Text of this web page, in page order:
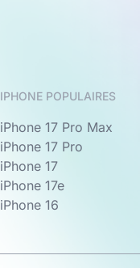
IPHONE POPULAIRES
iPhone 17 Pro Max
iPhone 17 Pro
iPhone 17
iPhone 17e
iPhone 16